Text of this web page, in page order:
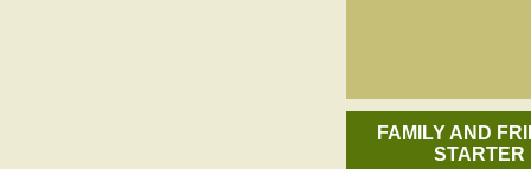
FAMILY AND
STARTER